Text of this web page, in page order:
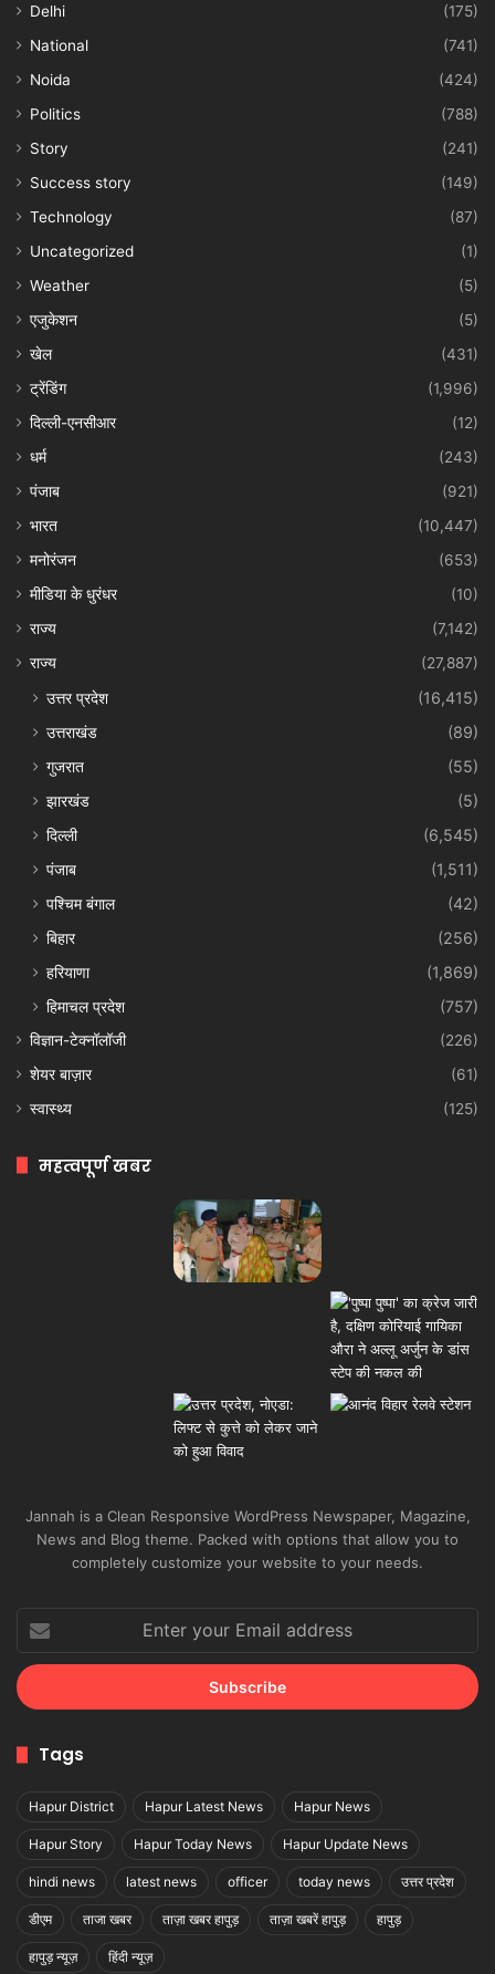
Delhi
(175)
National
(741)
Noida
(424)
Politics
(788)
Story
(241)
Success story
(149)
Technology
(87)
Uncategorized
(1)
Weather
(5)
एजुकेशन
(5)
खेल
(431)
ट्रेंडिंग
(1,996)
दिल्ली-एनसीआर
(12)
धर्म
(243)
पंजाब
(921)
भारत
(10,447)
मनोरंजन
(653)
मीडिया के धुरंधर
(10)
राज्य
(7,142)
राज्य
(27,887)
उत्तर प्रदेश
(16,415)
उत्तराखंड
(89)
गुजरात
(55)
झारखंड
(5)
दिल्ली
(6,545)
पंजाब
(1,511)
पश्चिम बंगाल
(42)
बिहार
(256)
हरियाणा
(1,869)
हिमाचल प्रदेश
(757)
विज्ञान-टेक्नॉलॉजी
(226)
शेयर बाज़ार
(61)
स्वास्थ्य
(125)
महत्वपूर्ण खबर
Jannah is a Clean Responsive WordPress Newspaper, Magazine,
News and Blog theme. Packed with options that allow you to
completely customize your website to your needs.
your
Email
address
Tags
Hapur District Hapur Latest News Hapur News
Hapur Story Hapur Today News Hapur Update News
hindi news latest news officer today news उत्तर प्रदेश
डीएम ताजा खबर ताज़ा खबर हापुड़ ताज़ा खबरें हापुड़ हापुड़
हापुड़ न्यूज़ हिंदी न्यूज़